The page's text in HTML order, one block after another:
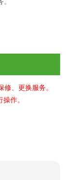
、更换服务。
作。